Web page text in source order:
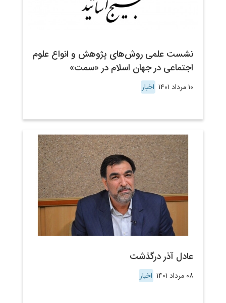
نشست علمی روش‌های پژوهش و انواع علوم
اجتماعی در جهان اسلام در «سمت»
۱۰ مرداد ۱۴۰۱ اخبار
عادل آذر درگذشت
۰۸ مرداد ۱۴۰۱ اخبار